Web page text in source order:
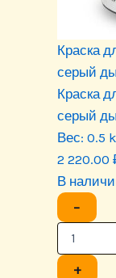
Краска
серый
Краска
серый
Вес: 0.5
2 220.00
В
−
+